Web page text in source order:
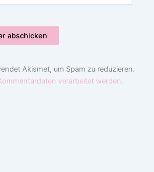
Akismet, um Spam zu reduzieren.
verarbeitet werden.